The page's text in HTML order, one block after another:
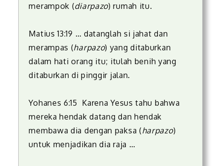
merampok (diarpazo) rumah itu.
Matius 13:19 … datanglah si jahat dan
merampas (harpazo) yang ditaburkan
dalam hati orang itu; itulah benih yang
ditaburkan di pinggir jalan.
Yohanes 6:15 Karena Yesus tahu bahwa
mereka hendak datang dan hendak
membawa dia dengan paksa (harpazo)
untuk menjadikan dia raja …